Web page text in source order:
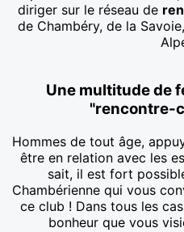
diriger sur le réseau de
de Chambéry, de la
Une multitude de
"rencontre-
Hommes de tout âge,
être en relation avec les
sait, il est fort
Chambérienne qui vous
ce club ! Dans tous les
bonheur que vous